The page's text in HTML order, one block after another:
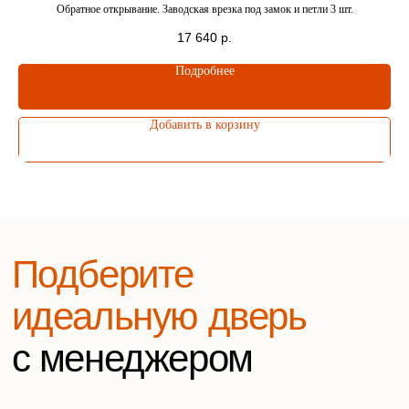
Обратное открывание. Заводская врезка под замок и петли 3 шт.
17 640 р.
Подробнее
Добавить в корзину
бесплатную консультацию
Напишите нам в удобный мессенджер
Telegram
WhatsApp
Заботливый